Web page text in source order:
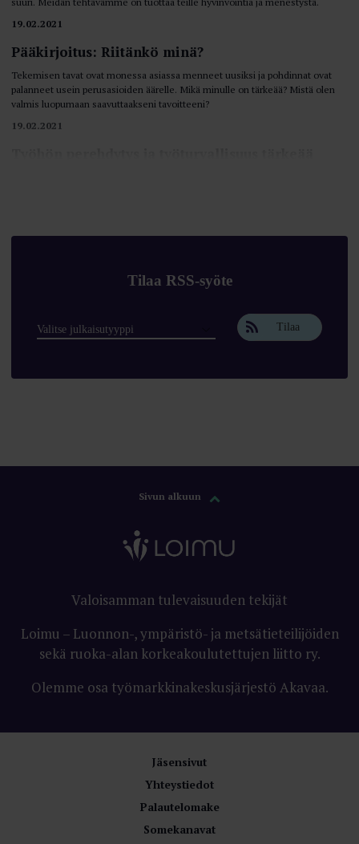
19.02.2021
Pääkirjoitus: Riitänkö minä?
Tekemisen tavat ovat monessa asiassa menneet uusiksi ja pohdinnat ovat
palanneet usein perusasioiden äärelle. Mikä minulle on tärkeää? Mistä olen
valmis luopumaan saavuttaakseni tavoitteeni?
19.02.2021
19.02.2021
19.02.2021
Tilaa RSS-syöte
Tilaa
Sivun alkuun
Valoisamman tulevaisuuden tekijät
Loimu – Luonnon-, ympäristö- ja metsätieteilijöiden
sekä ruoka-alan korkeakoulutettujen liitto ry.
Olemme osa työmarkkinakeskusjärjestö Akavaa.
Jäsensivut
Yhteystiedot
Palautelomake
Somekanavat